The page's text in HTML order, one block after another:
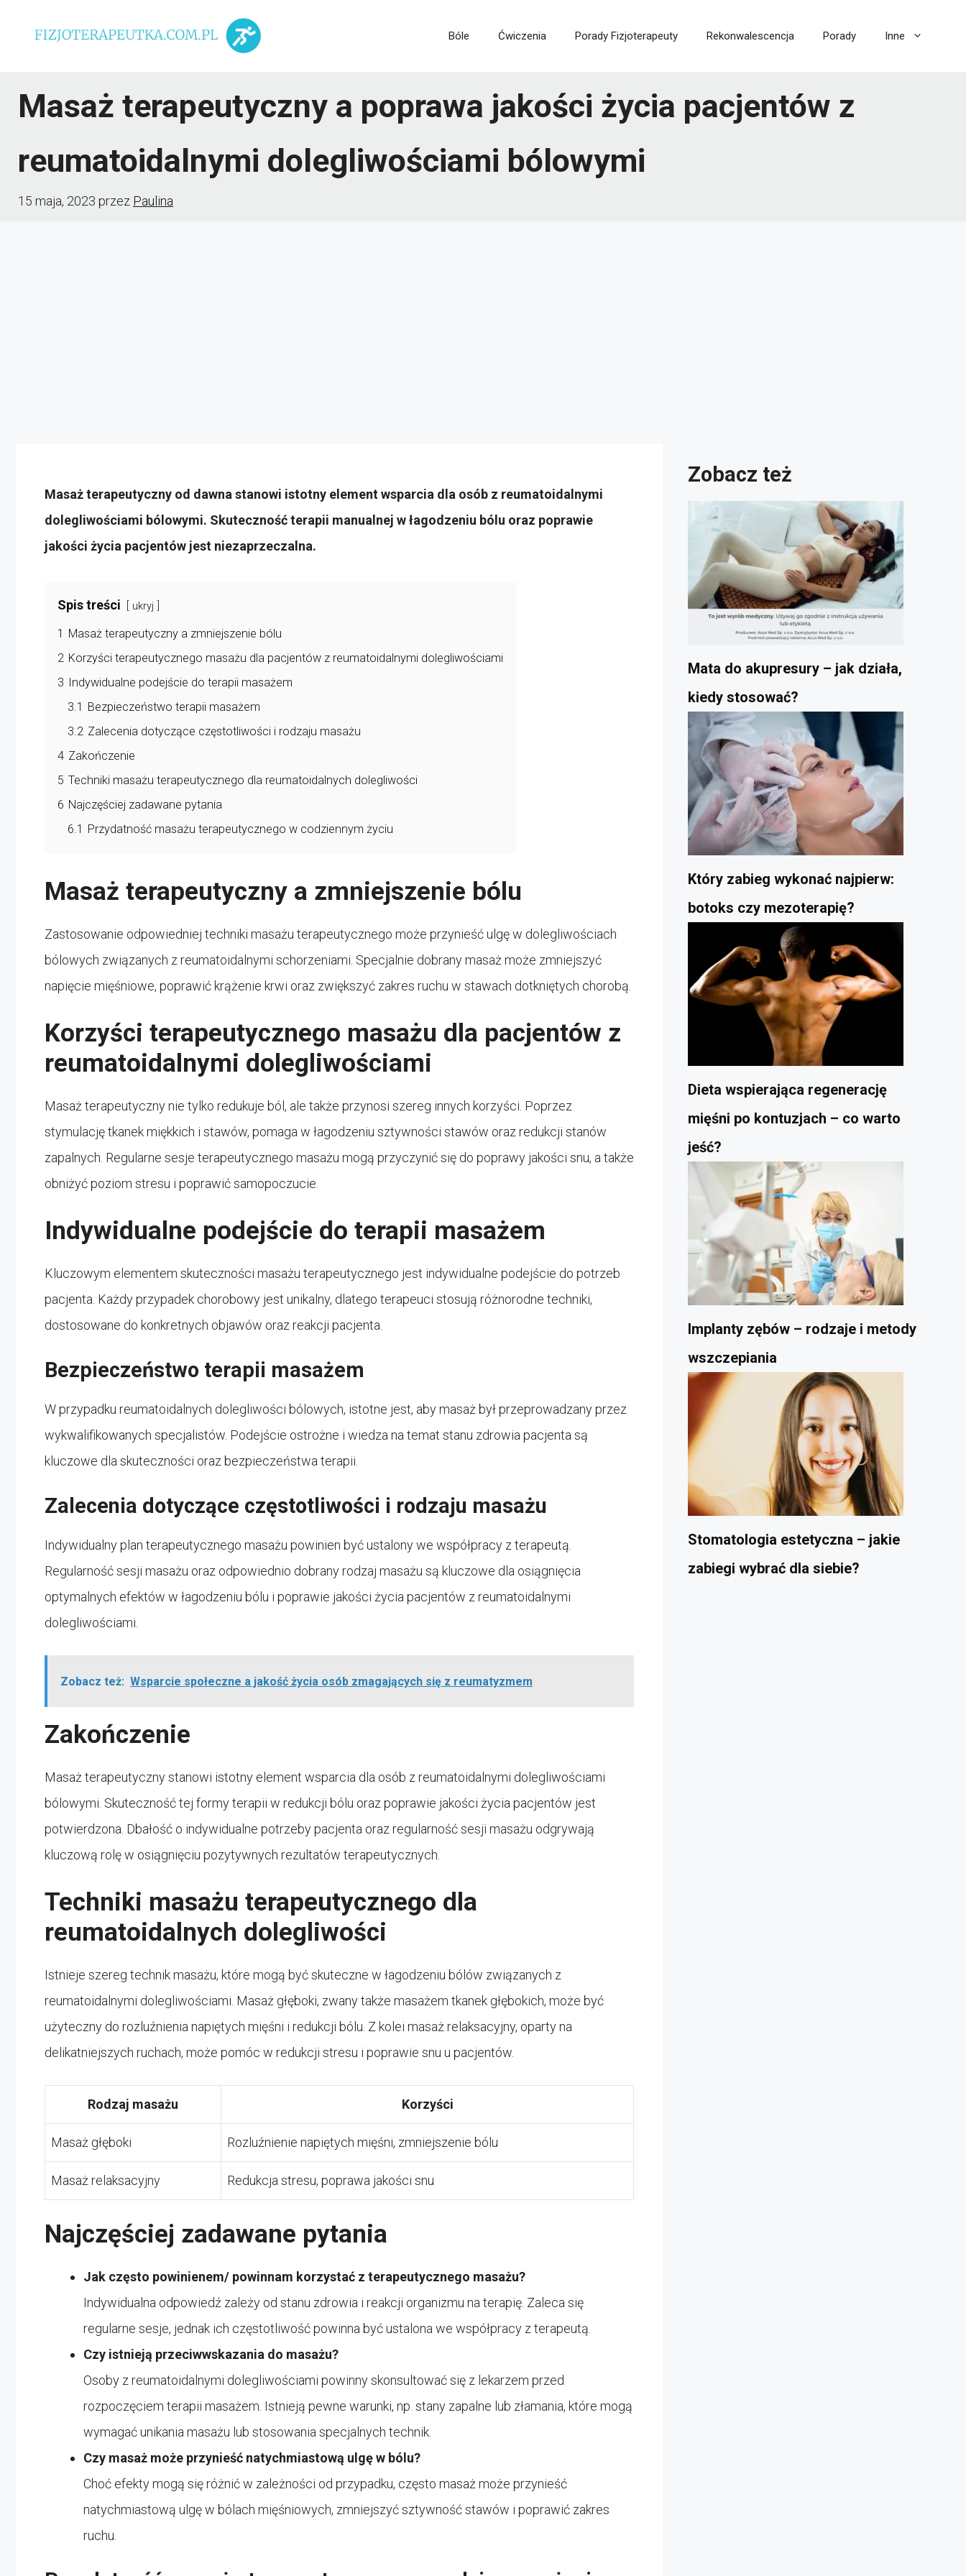
Bóle Ćwiczenia Porady Fizjoterapeuty Rekonwalescencja Porady Inne
Masaż terapeutyczny a poprawa jakości życia pacjentów z
reumatoidalnymi dolegliwościami bólowymi
15 maja, 2023 przez Paulina
Masaż terapeutyczny od dawna stanowi istotny element wsparcia dla osób z reumatoidalnymi
dolegliwościami bólowymi. Skuteczność terapii manualnej w łagodzeniu bólu oraz poprawie
jakości życia pacjentów jest niezaprzeczalna.
Spis treści ukryj
1 Masaż terapeutyczny a zmniejszenie bólu
2 Korzyści terapeutycznego masażu dla pacjentów z reumatoidalnymi dolegliwościami
3 Indywidualne podejście do terapii masażem
3.1 Bezpieczeństwo terapii masażem
3.2 Zalecenia dotyczące częstotliwości i rodzaju masażu
4 Zakończenie
5 Techniki masażu terapeutycznego dla reumatoidalnych dolegliwości
6 Najczęściej zadawane pytania
6.1 Przydatność masażu terapeutycznego w codziennym życiu
Masaż terapeutyczny a zmniejszenie bólu
Zastosowanie odpowiedniej techniki masażu terapeutycznego może przynieść ulgę w dolegliwościach
bólowych związanych z reumatoidalnymi schorzeniami. Specjalnie dobrany masaż może zmniejszyć
napięcie mięśniowe, poprawić krążenie krwi oraz zwiększyć zakres ruchu w stawach dotkniętych chorobą.
Korzyści terapeutycznego masażu dla pacjentów z
reumatoidalnymi dolegliwościami
Masaż terapeutyczny nie tylko redukuje ból, ale także przynosi szereg innych korzyści. Poprzez
stymulację tkanek miękkich i stawów, pomaga w łagodzeniu sztywności stawów oraz redukcji stanów
zapalnych. Regularne sesje terapeutycznego masażu mogą przyczynić się do poprawy jakości snu, a także
obniżyć poziom stresu i poprawić samopoczucie.
Indywidualne podejście do terapii masażem
Kluczowym elementem skuteczności masażu terapeutycznego jest indywidualne podejście do potrzeb
pacjenta. Każdy przypadek chorobowy jest unikalny, dlatego terapeuci stosują różnorodne techniki,
dostosowane do konkretnych objawów oraz reakcji pacjenta.
Bezpieczeństwo terapii masażem
W przypadku reumatoidalnych dolegliwości bólowych, istotne jest, aby masaż był przeprowadzany przez
wykwalifikowanych specjalistów. Podejście ostrożne i wiedza na temat stanu zdrowia pacjenta są
kluczowe dla skuteczności oraz bezpieczeństwa terapii.
Zalecenia dotyczące częstotliwości i rodzaju masażu
Indywidualny plan terapeutycznego masażu powinien być ustalony we współpracy z terapeutą.
Regularność sesji masażu oraz odpowiednio dobrany rodzaj masażu są kluczowe dla osiągnięcia
optymalnych efektów w łagodzeniu bólu i poprawie jakości życia pacjentów z reumatoidalnymi
dolegliwościami.
Zobacz też: Wsparcie społeczne a jakość życia osób zmagających się z reumatyzmem
Zakończenie
Masaż terapeutyczny stanowi istotny element wsparcia dla osób z reumatoidalnymi dolegliwościami
bólowymi. Skuteczność tej formy terapii w redukcji bólu oraz poprawie jakości życia pacjentów jest
potwierdzona. Dbałość o indywidualne potrzeby pacjenta oraz regularność sesji masażu odgrywają
kluczową rolę w osiągnięciu pozytywnych rezultatów terapeutycznych.
Techniki masażu terapeutycznego dla
reumatoidalnych dolegliwości
Istnieje szereg technik masażu, które mogą być skuteczne w łagodzeniu bólów związanych z
reumatoidalnymi dolegliwościami. Masaż głęboki, zwany także masażem tkanek głębokich, może być
użyteczny do rozluźnienia napiętych mięśni i redukcji bólu. Z kolei masaż relaksacyjny, oparty na
delikatniejszych ruchach, może pomóc w redukcji stresu i poprawie snu u pacjentów.
Rodzaj masażu Korzyści
Masaż głęboki Rozluźnienie napiętych mięśni, zmniejszenie bólu
Masaż relaksacyjny Redukcja stresu, poprawa jakości snu
Najczęściej zadawane pytania
Jak często powinienem/ powinnam korzystać z terapeutycznego masażu?
Indywidualna odpowiedź zależy od stanu zdrowia i reakcji organizmu na terapię. Zaleca się
regularne sesje, jednak ich częstotliwość powinna być ustalona we współpracy z terapeutą.
Czy istnieją przeciwwskazania do masażu?
Osoby z reumatoidalnymi dolegliwościami powinny skonsultować się z lekarzem przed
rozpoczęciem terapii masażem. Istnieją pewne warunki, np. stany zapalne lub złamania, które mogą
wymagać unikania masażu lub stosowania specjalnych technik.
Czy masaż może przynieść natychmiastową ulgę w bólu?
Choć efekty mogą się różnić w zależności od przypadku, często masaż może przynieść
natychmiastową ulgę w bólach mięśniowych, zmniejszyć sztywność stawów i poprawić zakres
ruchu.
Zobacz też
Mata do akupresury – jak działa,
kiedy stosować?
Który zabieg wykonać najpierw:
botoks czy mezoterapię?
Dieta wspierająca regenerację
mięśni po kontuzjach – co warto
jeść?
Implanty zębów – rodzaje i metody
wszczepiania
Stomatologia estetyczna – jakie
zabiegi wybrać dla siebie?